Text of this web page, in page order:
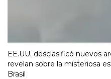
EE.UU. desclasificó nuevos
revelan sobre la misteriosa
Brasil